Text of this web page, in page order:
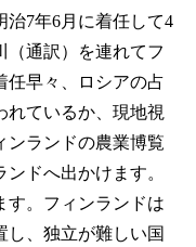
7年6月に着任して4
（通訳）を連れてフ
任早々、ロシアの占
れているか、現地視
ンランドの農業博覧
ドへ出かけます。
す。フィンランドは
し、独立が難しい国